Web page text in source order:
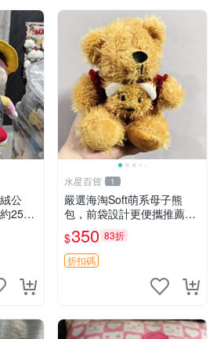
公
25公
珍
超
水星百貨 1
嚴選海淘Soft萌系母子熊
包，前袋設計更便攜推薦收
藏 母子熊 軟綿綿 包包
$350 83折
折扣碼